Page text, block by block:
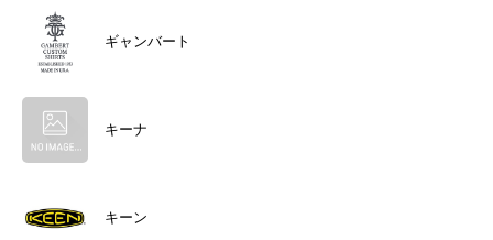
ギャンバート
キーナ
キーン